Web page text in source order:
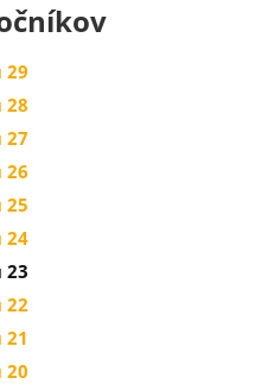
29
28
27
26
25
24
23
22
20